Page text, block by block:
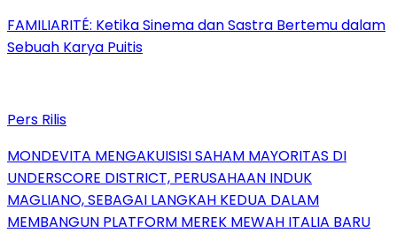
FAMILIARITÉ: Ketika Sinema dan Sastra Bertemu dalam
Sebuah Karya Puitis
Pers Rilis
MONDEVITA MENGAKUISISI SAHAM MAYORITAS DI
UNDERSCORE DISTRICT, PERUSAHAAN INDUK
MAGLIANO, SEBAGAI LANGKAH KEDUA DALAM
MEMBANGUN PLATFORM MEREK MEWAH ITALIA BARU